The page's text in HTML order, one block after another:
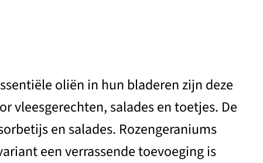
oliën in hun bladeren zijn deze
vleesgerechten, salades en toetjes. De
en salades. Rozengeraniums
een verrassende toevoeging is